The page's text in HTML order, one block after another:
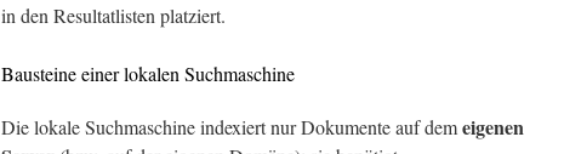
in den Resultatlisten platziert.
Bausteine einer lokalen Suchmaschine
Die lokale Suchmaschine indexiert nur Dokumente auf demeigenen